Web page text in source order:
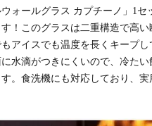
ォールグラス カプチーノ」1セ
！このグラスは二重構造で高い
アイスでも温度を長くキープし
水滴がつきにくいので、冷たい
。食洗機にも対応しており、実